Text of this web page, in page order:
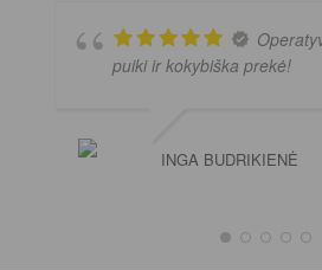
puiki ir kokybiška prekė!
INGA BUDRIKIENĖ